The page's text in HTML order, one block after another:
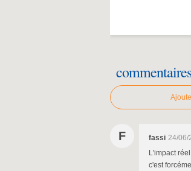
commentaires
F fassi 24/06/
L'impact
c'est